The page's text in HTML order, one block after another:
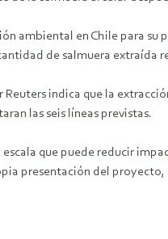
ambiental en Chile para
de salmuera extraída
indica que la
las seis líneas previstas.
que puede reducir
presentación del